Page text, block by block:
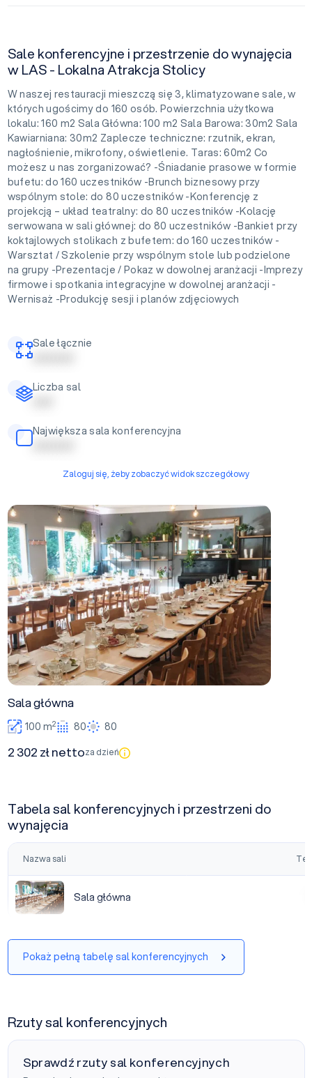
Sale konferencyjne i przestrzenie do wynajęcia
w LAS - Lokalna Atrakcja Stolicy
W naszej restauracji mieszczą się 3, klimatyzowane sale, w
których ugościmy do 160 osób. Powierzchnia użytkowa
lokalu: 160 m2 Sala Główna: 100 m2 Sala Barowa: 30m2 Sala
Kawiarniana: 30m2 Zaplecze techniczne: rzutnik, ekran,
nagłośnienie, mikrofony, oświetlenie. Taras: 60m2 Co
możesz u nas zorganizować? -Śniadanie prasowe w formie
bufetu: do 160 uczestników -Brunch biznesowy przy
wspólnym stole: do 80 uczestników -Konferencję z
projekcją – układ teatralny: do 80 uczestników -Kolację
serwowana w sali głównej: do 80 uczestników -Bankiet przy
koktajlowych stolikach z bufetem: do 160 uczestników -
Warsztat / Szkolenie przy wspólnym stole lub podzielone
na grupy -Prezentacje / Pokaz w dowolnej aranżacji -Imprezy
firmowe i spotkania integracyjne w dowolnej aranżacji -
Wernisaż -Produkcję sesji i planów zdjęciowych
Sale łącznie
| | | | | | | | | |
Liczba sal
| | | | |
Największa sala konferencyjna
| | | | | | | | | |
Zaloguj się, żeby zobaczyć widok szczegółowy
Sala główna
Sala główna
100 m2 80 80
2 302 zł nettoza dzień
Tabela sal konferencyjnych i przestrzeni do
wynajęcia
Nazwa sali
Sala główna
Sala główna
Pokaż pełną tabelę sal konferencyjnych
Rzuty sal konferencyjnych
Sprawdź rzuty sal konferencyjnych